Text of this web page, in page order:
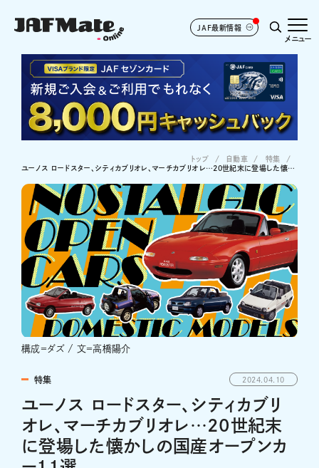
JAF最新情報
メニュー
トップ 自動車
特集
ユーノス ロードスター、シティカブリオレ、マーチカブリオレ…20世紀末に登場した懐かしの国産オープンカー11選
構成＝ダズ / 文＝高橋陽介
特集 2024.04.10
ユーノス ロードスター、シティカブリ
オレ、マーチカブリオレ…20世紀末
に登場した懐かしの国産オープンカ